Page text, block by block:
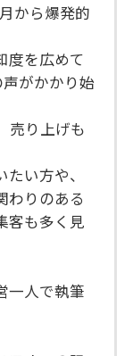
から爆発的
度を広めて
がかかり始
売り上げも
い方や、
わりのある
客も多く見
一人で執筆